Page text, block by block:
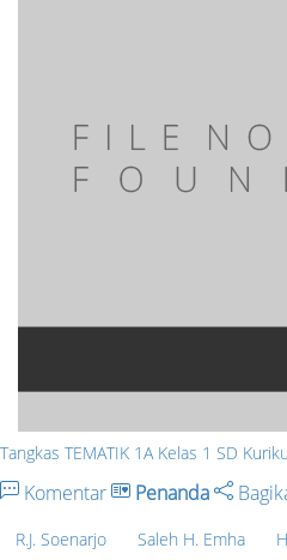
Tangkas TEMATIK 1A Kelas 1 SD
Komentar Penanda
R.J. Soenarjo Saleh H. Emha